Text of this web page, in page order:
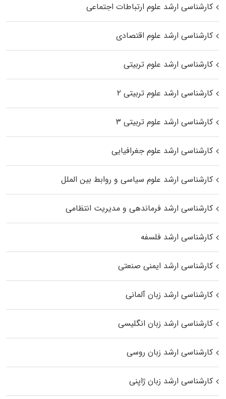
کارشناسی ارشد علوم ارتباطات اجتماعی
کارشناسی ارشد علوم اقتصادی
کارشناسی ارشد علوم تربیتی
کارشناسی ارشد علوم تربیتی ۲
کارشناسی ارشد علوم تربیتی ۳
کارشناسی ارشد علوم جغرافیایی
کارشناسی ارشد علوم سیاسی و روابط بین الملل
کارشناسی ارشد فرماندهی و مدیریت انتظامی
کارشناسی ارشد فلسفه
کارشناسی ارشد ایمنی صنعتی
کارشناسی ارشد زبان آلمانی
کارشناسی ارشد زبان انگلیسی
کارشناسی ارشد زبان روسی
کارشناسی ارشد زبان ژاپنی